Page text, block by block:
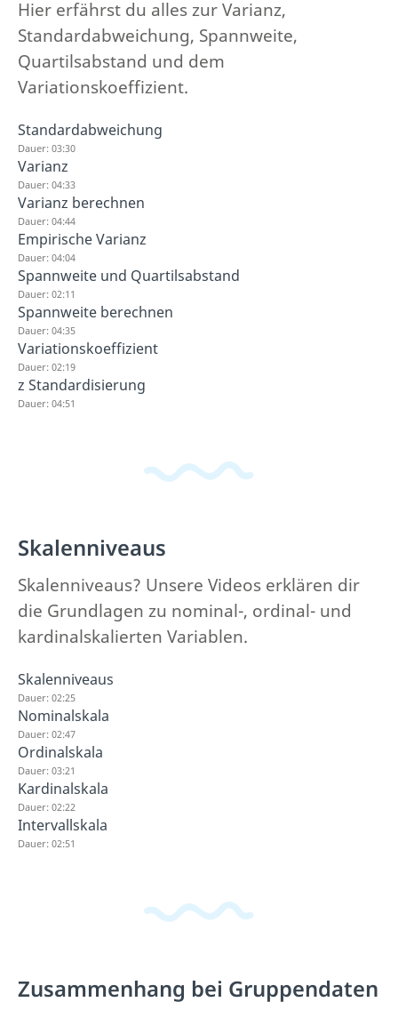
Hier erfährst du alles zur Varianz,
Standardabweichung, Spannweite,
Quartilsabstand und dem
Variationskoeffizient.
Standardabweichung
Dauer: 03:30
Varianz
Dauer: 04:33
Varianz berechnen
Dauer: 04:44
Empirische Varianz
Dauer: 04:04
Spannweite und Quartilsabstand
Dauer: 02:11
Spannweite berechnen
Dauer: 04:35
Variationskoeffizient
Dauer: 02:19
z Standardisierung
Dauer: 04:51
Skalenniveaus
Skalenniveaus? Unsere Videos erklären dir
die Grundlagen zu nominal-, ordinal- und
kardinalskalierten Variablen.
Skalenniveaus
Dauer: 02:25
Nominalskala
Dauer: 02:47
Ordinalskala
Dauer: 03:21
Kardinalskala
Dauer: 02:22
Intervallskala
Dauer: 02:51
Zusammenhang bei Gruppendaten